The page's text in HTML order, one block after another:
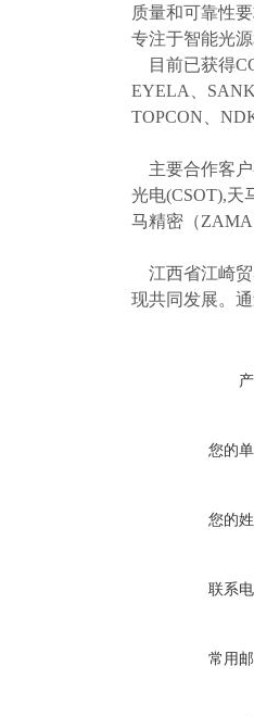
质量和可靠性
专注于智能光
目前已获得
EYELA、
TOPCON、
主要合作客
光电(CSOT),天
马精密（
江西省江崎
现共同发展。
您的
您的
联系
常用